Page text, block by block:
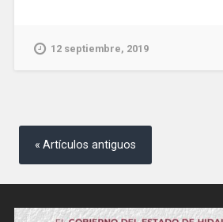
12 septiembre, 2019
Navegación
Artículos antiguos